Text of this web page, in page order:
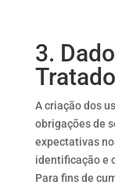
3.
A criação dos
obrigações de
expectativas
identificação e
Para fins de